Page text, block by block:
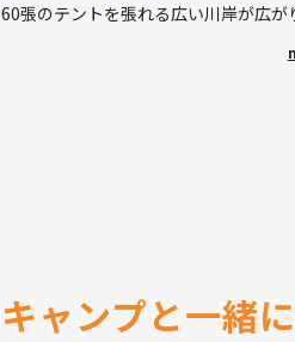
60張のテントを張れる広い川岸が広が
キャンプと一緒